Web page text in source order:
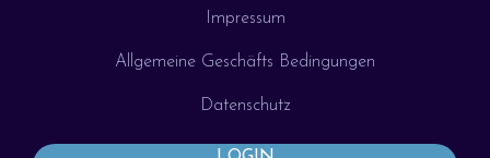
Impressum
Allgemeine Geschäfts Bedingungen
Datenschutz